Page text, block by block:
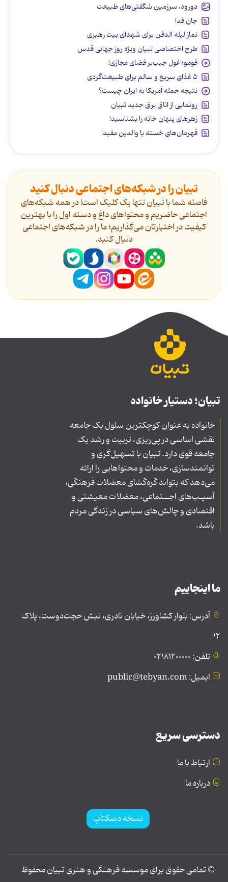
دورود، سرزمین شگفتی‌های طبیعت
جان فدا
نماز لیله الدفن برای شهدای بیت رهبری
طرح اختصاصی تبیان ویژه روز جهانی قدس
فومو؛ غول جیب‌بر فضای مجازی!
۵ غذای سریع و سالم برای طبیعت‌گردی
نتیجه حمله آمریکا به ایران چیست؟
رونمایی از اتاق برق جدید تبیان
زهرهای پنهان خانه را بشناسید!
قهرمان‌های خسته یا والدین مفید!
تبیان را در شبکه‌های اجتماعی دنبال کنید
فاصله شما با تبیان تنها یک کلیک است! در همه شبکه‌های
اجتماعی حاضریم و محتواهای داغ و دسته اول را با بهترین
کیفیت در اختیارتان می‌گذاریم؛ ما را در شبکه‌های اجتماعی
دنیال کنید.
تبیان؛ دستیار خانواده
خانواده به عنوان کوچکترین سلول یک جامعه
نقشی اساسی در پی‌ریزی، تربیت و رشد یک
جامعه قوی دارد. تبیان با تسهیل‌گری و
توانمندسازی، خدمات و محتواهایی را ارائه
می‌دهد که بتواند گره‌گشای معضلات فرهنگی،
آسیـب‌های اجــتماعی، معضلات معیشتی و
اقتصادی و چالش‌های سیاسی در زندگی مردم
باشد.
ما اینجاییم
آدرس: بلوار کشاورز، خیابان نادری، نبش حجت‌دوست، پلاک
۱۲
تلفن: ۰۲۱۸۱۲۰۰۰۰۰
ایمیل: public@tebyan.com
دسترسی سریع
ارتباط با ما
درباره ما
نسخه دسکتاپ
© تمامی حقوق برای موسسه فرهنگی و هنری تبیان محفوظ